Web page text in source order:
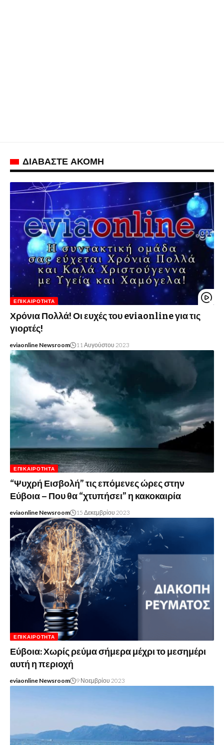
ΔΙΑΒΑΣΤΕ ΑΚΟΜΗ
ΕΠΙΚΑΙΡΌΤΗΤΑ
Χρόνια Πολλά! Οι ευχές του eviaonline για τις
γιορτές!
eviaonline Newsroom 11 Αυγούστου 2023
ΕΠΙΚΑΙΡΌΤΗΤΑ
“Ψυχρή Εισβολή” τις επόμενες ώρες στην
Εύβοια – Που θα “χτυπήσει” η κακοκαιρία
eviaonline Newsroom 15 Δεκεμβρίου 2023
ΕΠΙΚΑΙΡΌΤΗΤΑ
Εύβοια: Χωρίς ρεύμα σήμερα μέχρι το μεσημέρι
αυτή η περιοχή
eviaonline Newsroom 9 Νοεμβρίου 2023